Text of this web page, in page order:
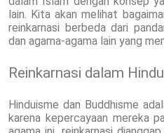
lain. Kita akan melihat
reinkarnasi berbeda dari
dan agama-agama lain yang
Reinkarnasi dalam
Hinduisme dan Buddhisme
karena kepercayaan mereka